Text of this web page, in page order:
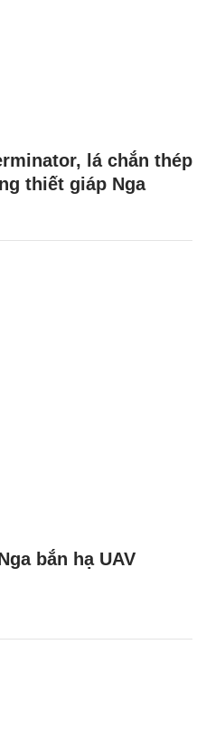
lá chắn thép
thiết giáp Nga
bắn hạ UAV